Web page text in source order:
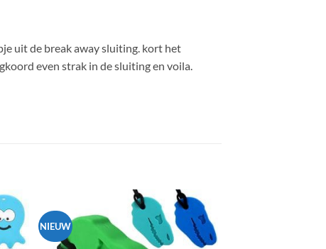
uit de break away sluiting. kort het
even strak in de sluiting en voila.
NIEUW